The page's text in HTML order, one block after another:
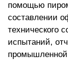
помощью
составлении
технического
испытаний,
промышленной